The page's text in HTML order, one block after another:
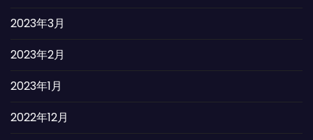
2023年3月
2023年2月
2023年1月
2022年12月